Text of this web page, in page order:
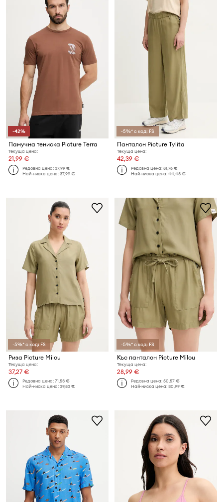
-42%
Памучна тениска Picture Terra
Текуща цена:
21,99 €
Редовна цена:37,99 €
Най-ниска цена:37,99 €
-5%* с код: FS
Панталон Picture Tylita
Текуща цена:
42,39 €
Редовна цена:81,76 €
Най-ниска цена:44,43 €
-5%* с код: FS
Риза Picture Milou
Текуща цена:
37,27 €
Редовна цена:71,53 €
Най-ниска цена:39,83 €
-5%* с код: FS
Къс панталон Picture Milou
Текуща цена:
28,99 €
Редовна цена:50,57 €
Най-ниска цена:30,99 €